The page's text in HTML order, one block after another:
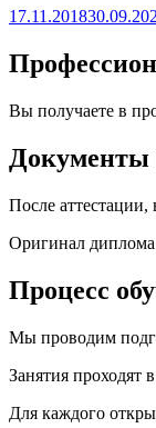
17.11.2018
Вы получаете в
Документы
После
Оригинал
Процесс
Мы проводим
Занятия проходят
Для каждого